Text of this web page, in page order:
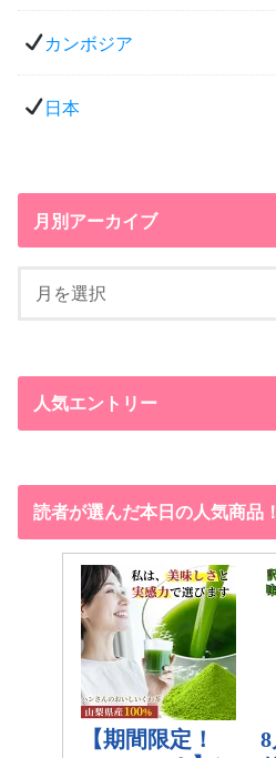
カンボジア
日本
月別アーカイブ
人気エントリー
読者が選んだ本日の人気商品！